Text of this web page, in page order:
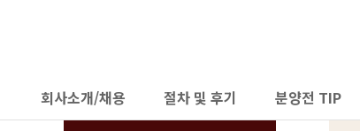
회사소개/채용 절차 및 후기 분양전 TIP